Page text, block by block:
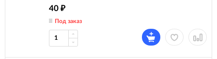
40 ₽
Под заказ